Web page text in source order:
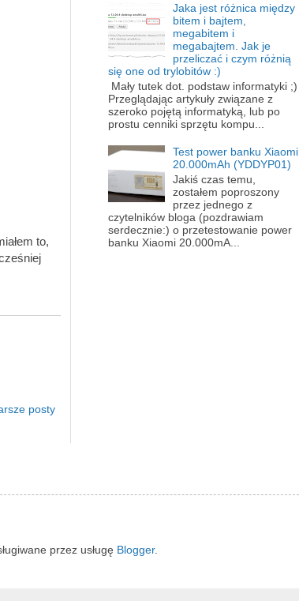
to,
posty
Jaka jest różnica między
bitem i bajtem,
megabitem i
megabajtem. Jak je
przeliczać i czym różnią
się one od trylobitów :)
Mały tutek dot. podstaw informatyki ;)
Przeglądając artykuły związane z
szeroko pojętą informatyką, lub po
prostu cenniki sprzętu kompu...
Test power banku Xiaomi
20.000mAh (YDDYP01)
Jakiś czas temu,
zostałem poproszony
przez jednego z
czytelników bloga (pozdrawiam
serdecznie:) o przetestowanie power
banku Xiaomi 20.000mA...
przez usługę Blogger.